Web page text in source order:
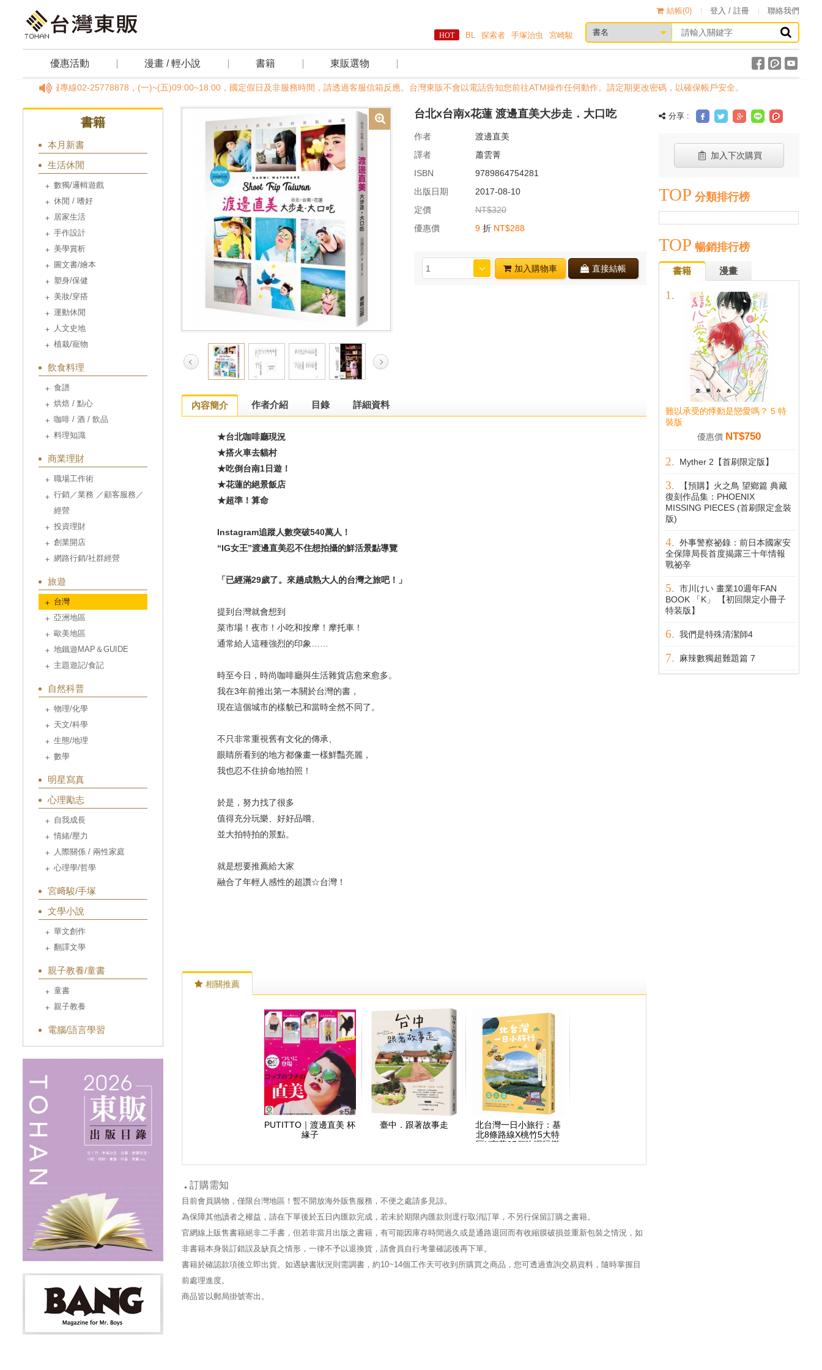
結帳(0) 登入 / 註冊 聯絡我們
BL 探索者 手塚治虫 宮崎駿
優惠活動 漫畫 / 輕小說 書籍 東販選物
撥客服專線02-25778878，(一)~(五)09:00~18:00，國定假日及非服務時間，請透過客服信箱反應。台灣東販不會以電話告知您前往ATM操作任何動作。請定期更改密碼，以確保帳戶安全。
書籍
本月新書
生活休閒
數獨/邏輯遊戲
休閒 / 嗜好
居家生活
手作設計
美學賞析
圖文書/繪本
塑身/保健
美妝/穿搭
運動休閒
人文史地
植栽/寵物
飲食料理
食譜
烘焙 / 點心
咖啡 / 酒 / 飲品
料理知識
商業理財
職場工作術
行銷／業務 ／顧客服務／
經營
投資理財
創業開店
網路行銷/社群經營
旅遊
台灣
亞洲地區
歐美地區
地鐵遊MAP＆GUIDE
主題遊記/食記
自然科普
物理/化學
天文/科學
生態/地理
數學
明星寫真
心理勵志
自我成長
情緒/壓力
人際關係 / 兩性家庭
心理學/哲學
宮﨑駿/手塚
文學小說
華文創作
翻譯文學
親子教養/童書
童書
親子教養
電腦/語言學習
台北x台南x花蓮 渡邊直美大步走．大口吃
作者
渡邊直美
譯者
蕭雲菁
ISBN
9789864754281
出版日期
2017-08-10
定價
NT$320
優惠價
9 折 NT$288
加入購物車 直接結帳
內容簡介 作者介紹 目錄 詳細資料
★台北咖啡廳現況
★搭火車去貓村
★吃倒台南1日遊！
★花蓮的絕景飯店
★超準！算命
Instagram追蹤人數突破540萬人！
“IG女王”渡邊直美忍不住想拍攝的鮮活景點導覽
「已經滿29歲了。來趟成熟大人的台灣之旅吧！」
提到台灣就會想到
菜市場！夜市！小吃和按摩！摩托車！
通常給人這種強烈的印象……
時至今日，時尚咖啡廳與生活雜貨店愈來愈多。
我在3年前推出第一本關於台灣的書，
現在這個城市的樣貌已和當時全然不同了。
不只非常重視舊有文化的傳承、
眼睛所看到的地方都像畫一樣鮮豔亮麗，
我也忍不住拚命地拍照！
於是，努力找了很多
值得充分玩樂、好好品嚐、
並大拍特拍的景點。
就是想要推薦給大家
融合了年輕人感性的超讚☆台灣！
相關推薦
PUTITTO｜渡邊直美 杯
緣子
臺中．跟著故事走
北台灣一日小旅行：基
北8條路線X桃竹5大特
區X宜蘭35個吃喝玩樂
訂購需知
目前會員購物，僅限台灣地區！暫不開放海外販售服務，不便之處請多見諒。
為保障其他讀者之權益，請在下單後於五日內匯款完成，若未於期限內匯款則逕行取消訂單，不另行保留訂購之書籍。
官網線上販售書籍絕非二手書，但若非當月出版之書籍，有可能因庫存時間過久或是通路退回而有收縮膜破損並重新包裝之情況，如
非書籍本身裝訂錯誤及缺頁之情形，一律不予以退換貨，請會員自行考量確認後再下單。
書籍於確認款項後立即出貨。如遇缺書狀況則需調書，約10~14個工作天可收到所購買之商品，您可透過查詢交易資料，隨時掌握目
前處理進度。
商品皆以郵局掛號寄出。
分享 :
加入下次購買
TOP 分類排行榜
TOP 暢銷排行榜
書籍 漫畫
難以承受的悸動是戀愛嗎？ 5 特
裝版
優惠價 NT$750
Myther 2【首刷限定版】
【預購】火之鳥 望鄉篇 典藏
復刻作品集：PHOENIX
MISSING PIECES (首刷限定盒裝
版)
外事警察祕錄：前日本國家安
全保障局長首度揭露三十年情報
戰祕辛
市川けい 畫業10週年FAN
BOOK 「K」 【初回限定小冊子
特装版】
我們是特殊清潔師4
麻辣數獨超難題篇 7